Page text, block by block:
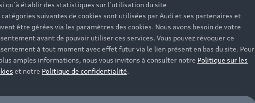
qu’à établir des statistiques sur l’utilisation du site
catégories suivantes de cookies sont utilisées par Audi et ses partenaires et
être gérées via les paramètres des cookies. Nous avons besoin de votre
avant de pouvoir utiliser ces services. Vous pouvez révoquer ce
à tout moment avec effet futur via le lien présent en bas du site. Pour
amples informations, nous vous invitons à consulter notre Politique sur les
et notre Politique de confidentialité.